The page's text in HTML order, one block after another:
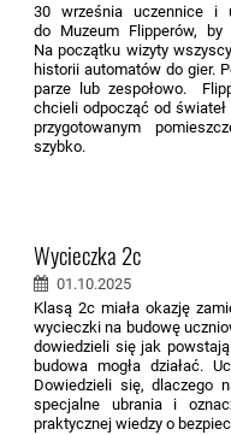
30 września uczennice
do Muzeum Flipperów, by
Na początku wizyty
historii automatów do gier.
parze lub zespołowo.
chcieli odpocząć od
przygotowanym
szybko.
Wycieczka 2c
01.10.2025
Klasą 2c miała okazję
wycieczki na budowę
dowiedzieli się jak
budowa mogła działać.
Dowiedzieli się, dlaczego
specjalne ubrania i
praktycznej wiedzy o